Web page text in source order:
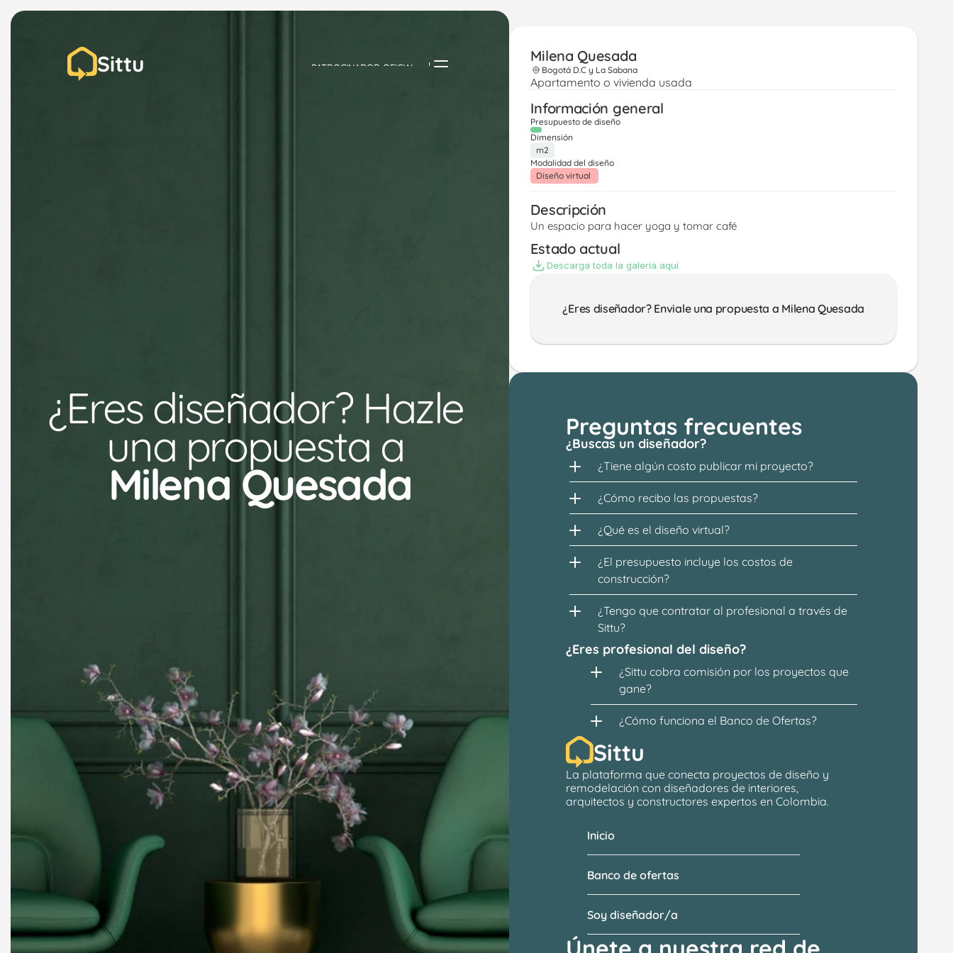
Sittu PATROCINADOR OFICIAL
¿Eres diseñador? Hazle
una propuesta a
Milena Quesada
Milena Quesada
Bogotá D.C y La Sabana
Apartamento o vivienda usada
Información general
Presupuesto de diseño
Dimensión
m2
Modalidad del diseño
Diseño virtual
Descripción
Un espacio para hacer yoga y tomar café
Estado actual
Descarga toda la galería aquí
¿Eres diseñador? Enviale una propuesta a Milena Quesada
Preguntas frecuentes
¿Buscas un diseñador?
¿Tiene algún costo publicar mi proyecto?
¿Cómo recibo las propuestas?
¿Qué es el diseño virtual?
¿El presupuesto incluye los costos de
construcción?
¿Tengo que contratar al profesional a través de
Sittu?
¿Eres profesional del diseño?
¿Sittu cobra comisión por los proyectos que
gane?
¿Cómo funciona el Banco de Ofertas?
Sittu
La plataforma que conecta proyectos de diseño y
remodelación con diseñadores de interiores,
arquitectos y constructores expertos en Colombia.
Banco de ofertas
Soy diseñador/a
Inicio